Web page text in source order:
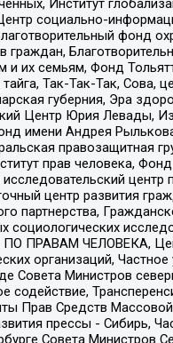
Институт
социально-
фонд
граждан,
и их семьям, Фонд
Так-Так-Так, Сова,
губерния, Эра
Центр Юрия Левады,
имени Андрея
правозащитная
прав человека,
центр
центр развития
партнерства,
социологических
ПРАВАМ ЧЕЛОВЕКА,
организаций,
Совета Министров
содействие,
Прав Средств
прессы - Сибирь,
Совета Министров